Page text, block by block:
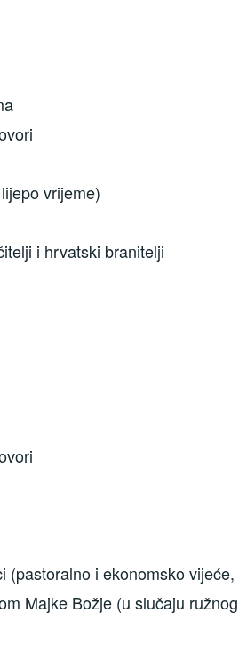
vrijeme)
i hrvatski branitelji
(pastoralno i ekonomsko
Majke Božje (u slučaju